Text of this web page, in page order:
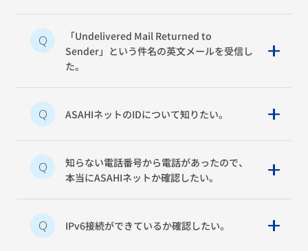
Q
「Undelivered Mail Returned to
Sender」という件名の英文メールを受信し
た。
Q ASAHIネットのIDについて知りたい。
Q
知らない電話番号から電話があったので、
本当にASAHIネットか確認したい。
Q IPv6接続ができているか確認したい。